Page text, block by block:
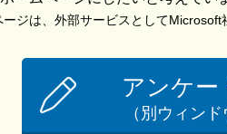
ジは、外部サービスとして
アンケー
（別ウィン